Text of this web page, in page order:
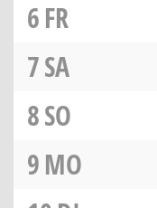
6FR
7SA
8SO
9MO